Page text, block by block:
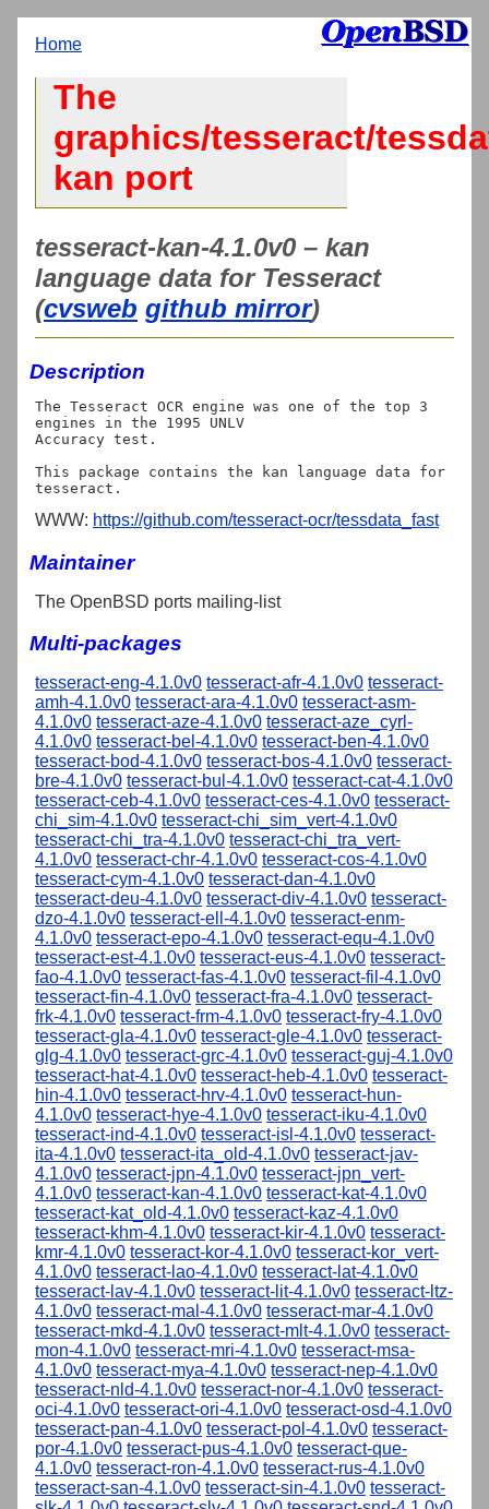
Home
The
graphics/tesseract/
kan port
tesseract-kan-4.1.0v0 – kan
language data for Tesseract
(cvsweb github mirror)
Description
The Tesseract OCR engine was one of the top 3
engines in the 1995 UNLV
Accuracy test.
This package contains the kan language data for
WWW: https://github.com/tesseract-ocr/tessdata_fast
Maintainer
The OpenBSD ports mailing-list
Multi-packages
tesseract-eng-4.1.0v0 tesseract-afr-4.1.0v0 tesseract-
amh-4.1.0v0 tesseract-ara-4.1.0v0 tesseract-asm-
4.1.0v0 tesseract-aze-4.1.0v0 tesseract-aze_cyrl-
4.1.0v0 tesseract-bel-4.1.0v0 tesseract-ben-4.1.0v0
tesseract-bod-4.1.0v0 tesseract-bos-4.1.0v0 tesseract-
bre-4.1.0v0 tesseract-bul-4.1.0v0 tesseract-cat-4.1.0v0
tesseract-ceb-4.1.0v0 tesseract-ces-4.1.0v0 tesseract-
chi_sim-4.1.0v0 tesseract-chi_sim_vert-4.1.0v0
tesseract-chi_tra-4.1.0v0 tesseract-chi_tra_vert-
4.1.0v0 tesseract-chr-4.1.0v0 tesseract-cos-4.1.0v0
tesseract-cym-4.1.0v0 tesseract-dan-4.1.0v0
tesseract-deu-4.1.0v0 tesseract-div-4.1.0v0 tesseract-
dzo-4.1.0v0 tesseract-ell-4.1.0v0 tesseract-enm-
4.1.0v0 tesseract-epo-4.1.0v0 tesseract-equ-4.1.0v0
tesseract-est-4.1.0v0 tesseract-eus-4.1.0v0 tesseract-
fao-4.1.0v0 tesseract-fas-4.1.0v0 tesseract-fil-4.1.0v0
tesseract-fin-4.1.0v0 tesseract-fra-4.1.0v0 tesseract-
frk-4.1.0v0 tesseract-frm-4.1.0v0 tesseract-fry-4.1.0v0
tesseract-gla-4.1.0v0 tesseract-gle-4.1.0v0 tesseract-
glg-4.1.0v0 tesseract-grc-4.1.0v0 tesseract-guj-4.1.0v0
tesseract-hat-4.1.0v0 tesseract-heb-4.1.0v0 tesseract-
hin-4.1.0v0 tesseract-hrv-4.1.0v0 tesseract-hun-
4.1.0v0 tesseract-hye-4.1.0v0 tesseract-iku-4.1.0v0
tesseract-ind-4.1.0v0 tesseract-isl-4.1.0v0 tesseract-
ita-4.1.0v0 tesseract-ita_old-4.1.0v0 tesseract-jav-
4.1.0v0 tesseract-jpn-4.1.0v0 tesseract-jpn_vert-
4.1.0v0 tesseract-kan-4.1.0v0 tesseract-kat-4.1.0v0
tesseract-kat_old-4.1.0v0 tesseract-kaz-4.1.0v0
tesseract-khm-4.1.0v0 tesseract-kir-4.1.0v0 tesseract-
kmr-4.1.0v0 tesseract-kor-4.1.0v0 tesseract-kor_vert-
4.1.0v0 tesseract-lao-4.1.0v0 tesseract-lat-4.1.0v0
tesseract-lav-4.1.0v0 tesseract-lit-4.1.0v0 tesseract-ltz-
4.1.0v0 tesseract-mal-4.1.0v0 tesseract-mar-4.1.0v0
tesseract-mkd-4.1.0v0 tesseract-mlt-4.1.0v0 tesseract-
mon-4.1.0v0 tesseract-mri-4.1.0v0 tesseract-msa-
4.1.0v0 tesseract-mya-4.1.0v0 tesseract-nep-4.1.0v0
tesseract-nld-4.1.0v0 tesseract-nor-4.1.0v0 tesseract-
oci-4.1.0v0 tesseract-ori-4.1.0v0 tesseract-osd-4.1.0v0
tesseract-pan-4.1.0v0 tesseract-pol-4.1.0v0 tesseract-
por-4.1.0v0 tesseract-pus-4.1.0v0 tesseract-que-
4.1.0v0 tesseract-ron-4.1.0v0 tesseract-rus-4.1.0v0
tesseract-san-4.1.0v0 tesseract-sin-4.1.0v0 tesseract-